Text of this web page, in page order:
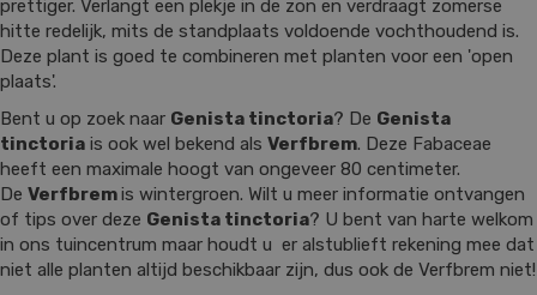
prettiger. Verlangt een plekje in de zon en verdraagt zomerse
hitte redelijk, mits de standplaats voldoende vochthoudend is.
Deze plant is goed te combineren met planten voor een 'open
plaats'.
Bent u op zoek naar Genista tinctoria? De Genista
tinctoria is ook wel bekend als Verfbrem. Deze Fabaceae
heeft een maximale hoogt van ongeveer 80 centimeter.
De Verfbremis wintergroen. Wilt u meer informatie ontvangen
of tips over deze Genista tinctoria? U bent van harte welkom
in ons tuincentrum maar houdt u er alstublieft rekening mee dat
niet alle planten altijd beschikbaar zijn, dus ook de Verfbrem niet!